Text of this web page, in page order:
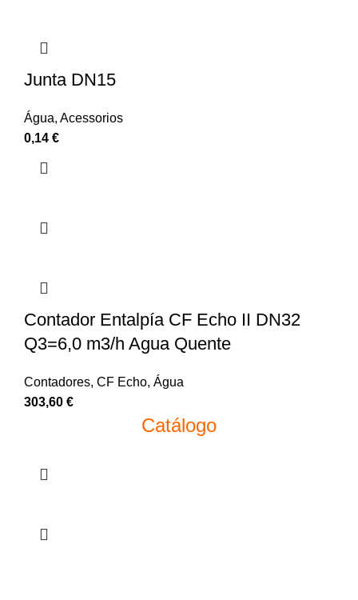
Junta DN15
Água, Acessorios
0,14 €
Contador Entalpía CF Echo II DN32
Q3=6,0 m3/h Agua Quente
Contadores, CF Echo, Água
303,60 €
Catálogo